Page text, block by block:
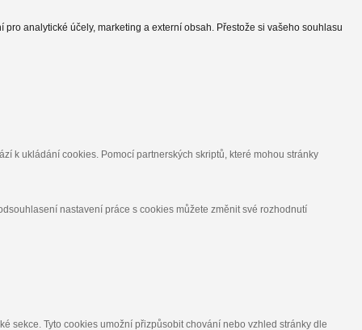
analytické účely, marketing a externí obsah. Přestože si vašeho souhlasu
k ukládání cookies. Pomocí partnerských skriptů, které mohou stránky
nastavení práce s cookies můžete změnit své rozhodnutí
sekce. Tyto cookies umožní přizpůsobit chování nebo vzhled stránky dle